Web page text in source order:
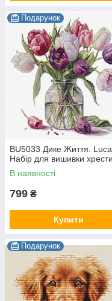
Подарунок
BU5033 Дике Життя.
Набір для вишивки
В наявності
799 ₴
Купити
Подарунок